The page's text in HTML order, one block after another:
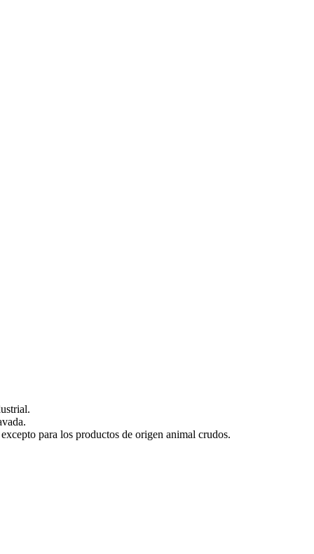
para los productos de origen animal crudos.